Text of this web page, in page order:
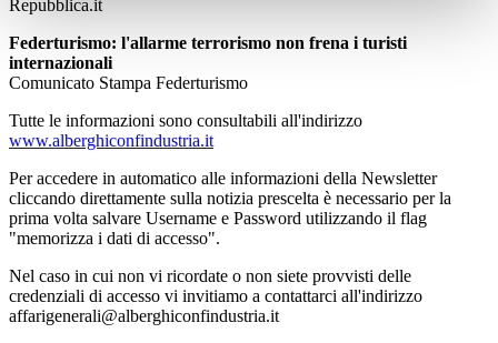
Repubblica.it
Federturismo: l'allarme terrorismo non frena i turisti
internazionali
Comunicato Stampa Federturismo
Tutte le informazioni sono consultabili all'indirizzo
www.alberghiconfindustria.it
Per accedere in automatico alle informazioni della Newsletter
cliccando direttamente sulla notizia prescelta è necessario per la
prima volta salvare Username e Password utilizzando il flag
"memorizza i dati di accesso".
Nel caso in cui non vi ricordate o non siete provvisti delle
credenziali di accesso vi invitiamo a contattarci all'indirizzo
affarigenerali@alberghiconfindustria.it